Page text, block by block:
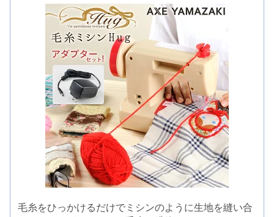
毛糸をひっかけるだけでミシンのように生地を縫い合